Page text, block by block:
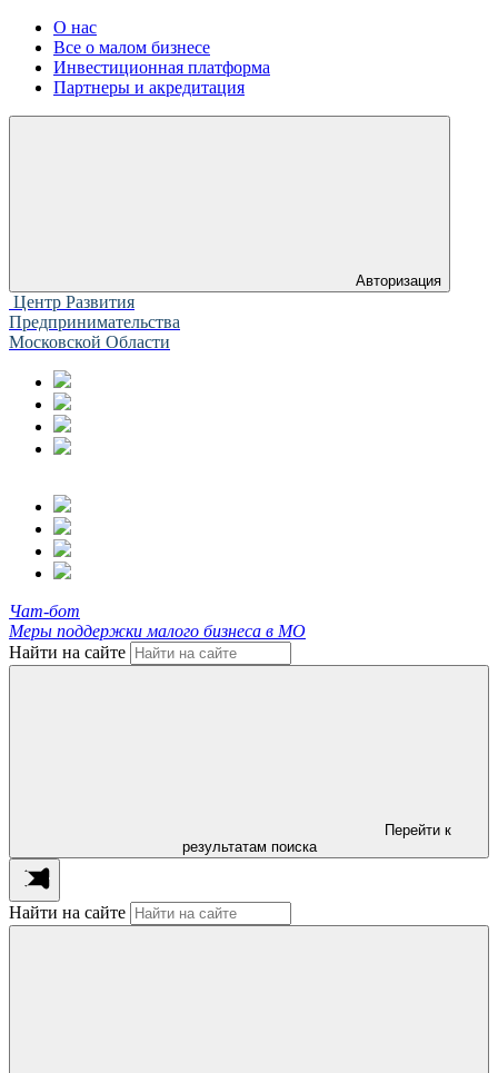
О нас
Все о малом бизнесе
Инвестиционная платформа
Партнеры и акредитация
Авторизация
Центр Развития
Предпринимательства
Московской Области
Чат-бот
Меры поддержки малого бизнеса в МО
Найти на сайте
Перейти к
результатам поиска
Найти на сайте